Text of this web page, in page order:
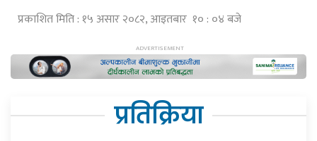
प्रकाशित मिति : १५ असार २०८२, आइतबार १० : ०४ बजे
प्रतिक्रिया